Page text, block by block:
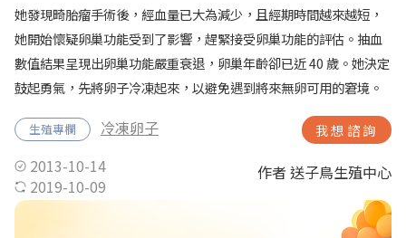
她發現畸胎瘤手術後，經血量已大為減少，且經期時間越來越短，
她開始懷疑卵巢功能受到了影響，趕緊接受卵巢功能的評估。抽血
數值結果呈現出卵巢功能嚴重衰退，卵巢年齡卻已近 40 歲。她決定
鼓起勇氣，先將卵子冷凍起來，以避免遇到將來無卵可用的窘境。
生殖專欄 冷凍卵子 我想諮詢
2013-10-14
2019-10-09
作者 送子鳥生殖中心